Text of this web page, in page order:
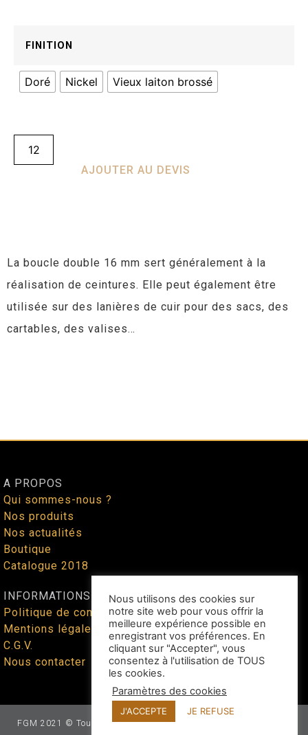
FINITION
Doré Nickel Vieux laiton brossé
AJOUTER AU DEVIS
La boucle double 16 mm sert généralement à la
réalisation de ceintures. Elle peut également être
utilisée sur des lanières de cuir pour des sacs, des
cartables, des valises…
A PROPOS
Qui sommes-nous ?
Nos produits
Nos actualités
Boutique
Catalogue 2018
INFORMATIONS
Politique de confidentialité
Mentions légales
C.G.V.
Nous contacter
FGM 2021 © Tous droits réservés - Site web façonné par
Nous utilisons des cookies sur
notre site web pour vous offrir la
meilleure expérience possible en
enregistrant vos préférences. En
cliquant sur "Accepter", vous
consentez à l'utilisation de TOUS
les cookies.
Paramètres des cookies
J'ACCEPTE JE REFUSE